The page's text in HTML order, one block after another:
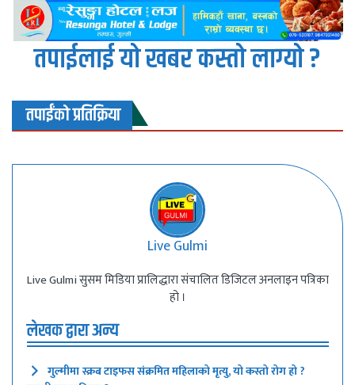
तपाईलाई यो खबर कस्तो लाग्यो ?
तपाईंको प्रतिक्रिया
Live Gulmi
Live Gulmi सुसम मिडिया प्रालिद्धारा संचालित डिजिटल अनलाइन पत्रिका
हो ।
लेखक द्वारा अन्य
गुल्मीमा स्क्रब टाइफस संक्रमित महिलाको मृत्यु, यो कस्तो रोग हो ?